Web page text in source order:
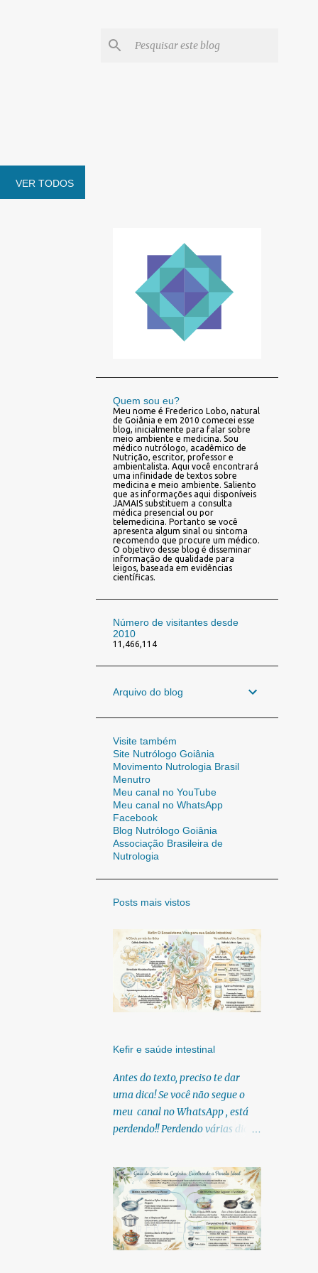
VER TODOS
Quem sou eu?
Meu nome é Frederico Lobo, natural
de Goiânia e em 2010 comecei esse
blog, inicialmente para falar sobre
meio ambiente e medicina. Sou
médico nutrólogo, acadêmico de
Nutrição, escritor, professor e
ambientalista. Aqui você encontrará
uma infinidade de textos sobre
medicina e meio ambiente. Saliento
que as informações aqui disponíveis
JAMAIS substituem a consulta
médica presencial ou por
telemedicina. Portanto se você
apresenta algum sinal ou sintoma
recomendo que procure um médico.
O objetivo desse blog é disseminar
informação de qualidade para
leigos, baseada em evidências
científicas.
Número de visitantes desde
2010
11,466,114
Arquivo do blog
Visite também
Site Nutrólogo Goiânia
Movimento Nutrologia Brasil
Menutro
Meu canal no YouTube
Meu canal no WhatsApp
Facebook
Blog Nutrólogo Goiânia
Associação Brasileira de
Nutrologia
Posts mais vistos
Kefir e saúde intestinal
Antes do texto, preciso te dar
uma dica! Se você não segue o
meu canal no WhatsApp , está
perdendo!! Perdendo várias dicas,
infográficos, o link para
download dos meus e-books.
Para acessar clique no link:
https://whatsapp.com/channel/0
029Vb6U4AqKgsNzkBhubA40